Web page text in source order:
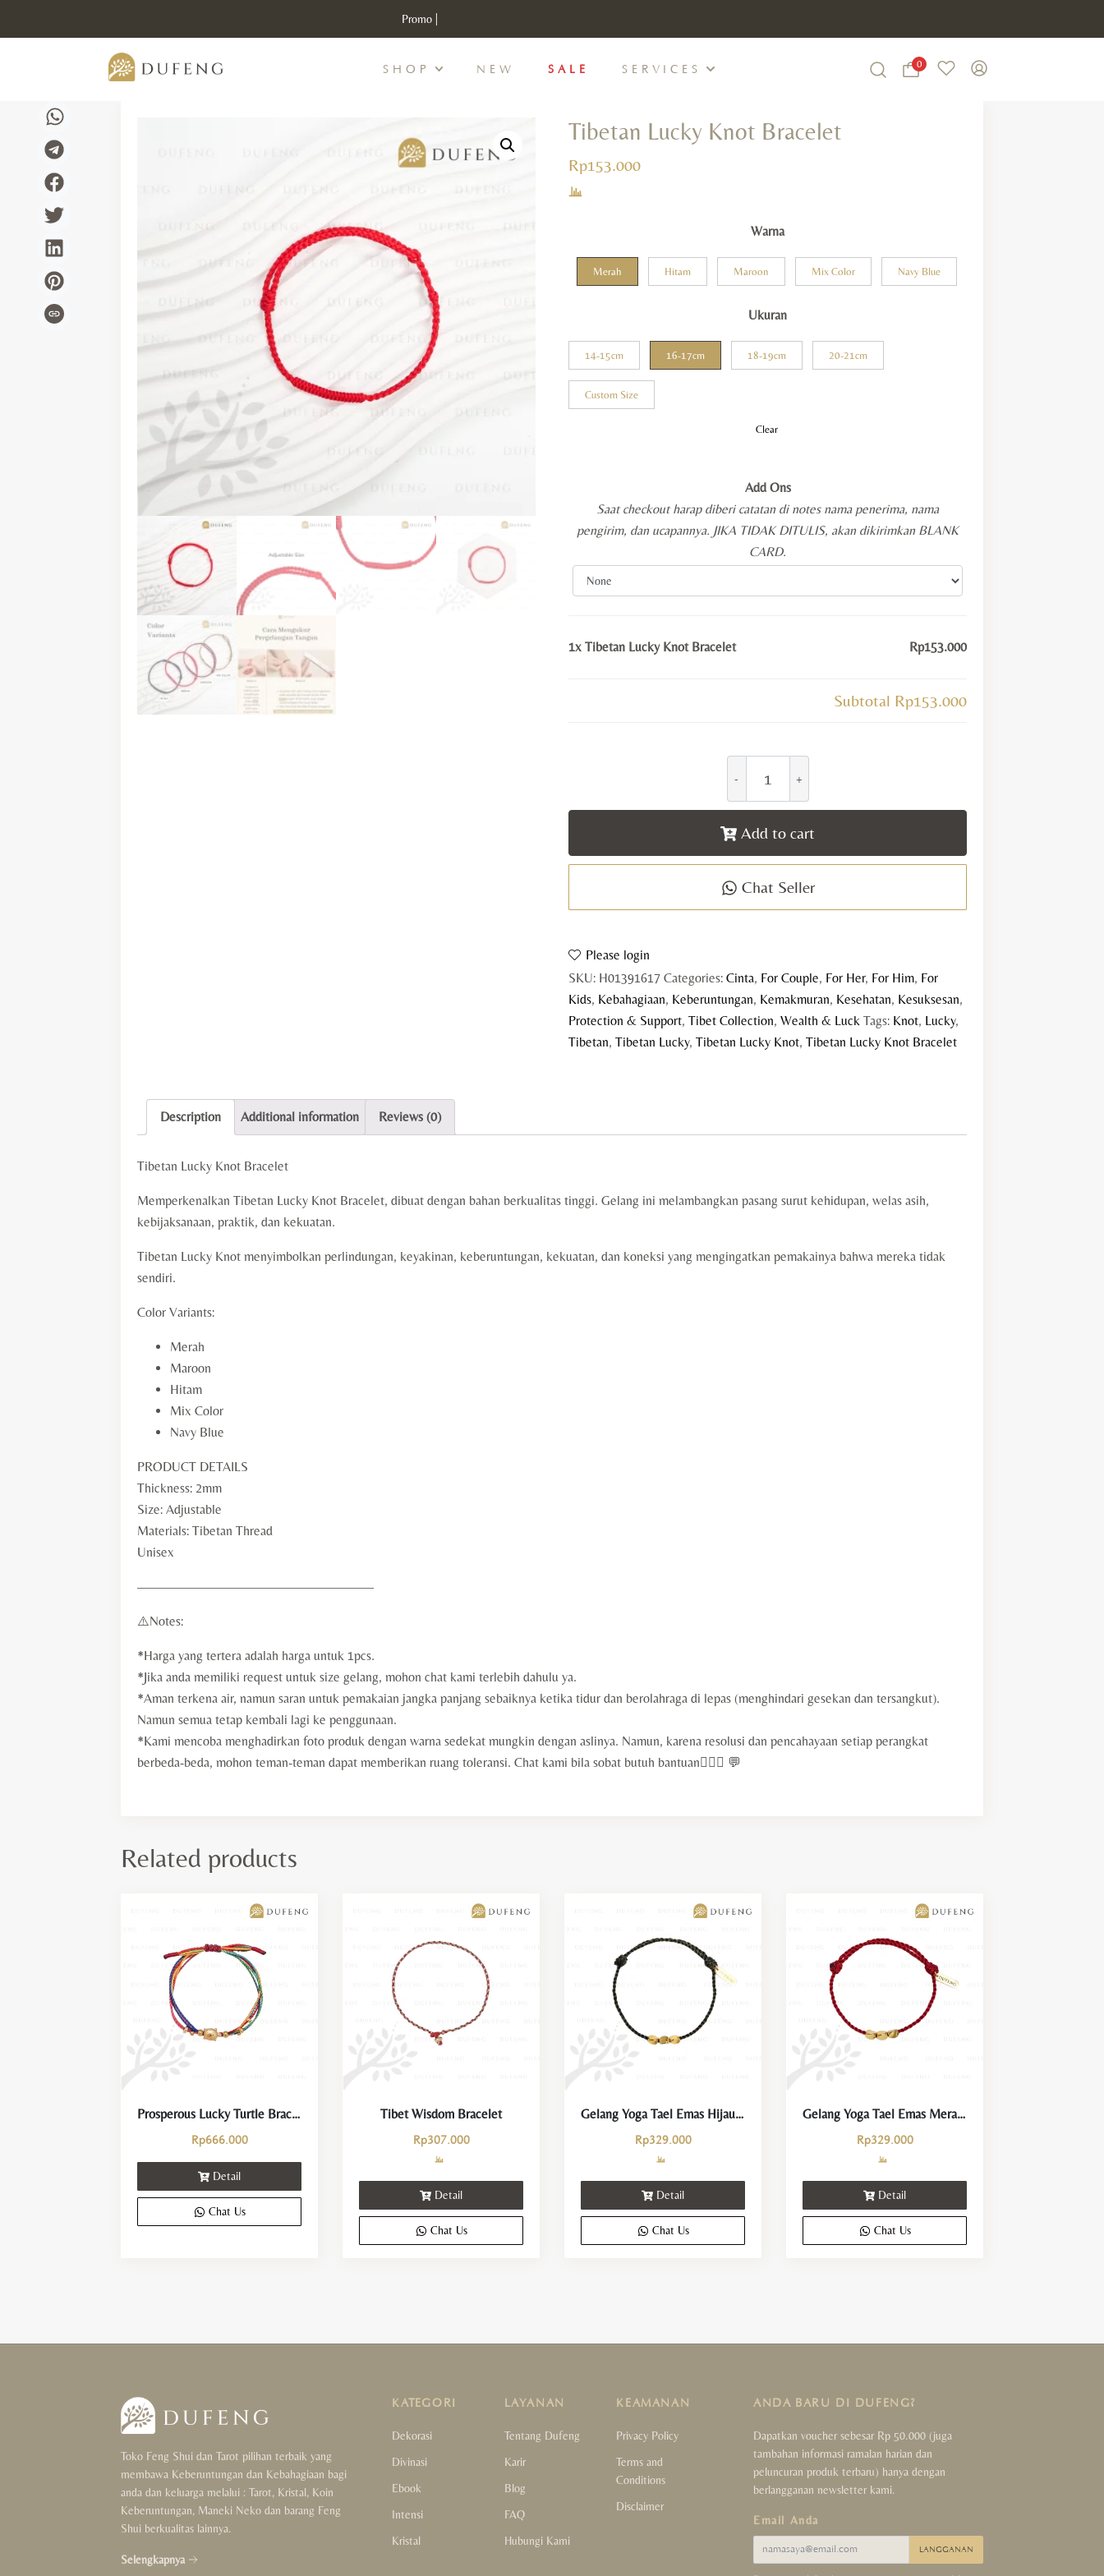
Promo |
SHOP NEW SALE SERVICES
Search
0
WishlistMy Account
Tibetan Lucky Knot Bracelet
Rp153.000
Warna
Merah Hitam Maroon Mix Color Navy Blue
Ukuran
14-15cm 16-17cm 18-19cm 20-21cm
Custom Size
Clear
Add Ons
Saat checkout harap diberi catatan di notes nama penerima, nama
pengirim, dan ucapannya. JIKA TIDAK DITULIS, akan dikirimkan BLANK
CARD.
1xTibetan Lucky Knot Bracelet Rp153.000
Subtotal Rp153.000
Knot
Bracelet
Add to cart
Chat Seller
Please login
SKU: H01391617 Categories:Cinta, For Couple, For Her, For Him, For
Kids, Kebahagiaan, Keberuntungan, Kemakmuran, Kesehatan, Kesuksesan,
Protection & Support,Tibet Collection,Wealth & Luck Tags: Knot, Lucky,
Tibetan,Tibetan Lucky,Tibetan Lucky Knot,Tibetan Lucky Knot Bracelet
Description Additional information Reviews (0)
Tibetan Lucky Knot Bracelet
Memperkenalkan Tibetan Lucky Knot Bracelet, dibuat dengan bahan berkualitas tinggi. Gelang ini melambangkan pasang surut kehidupan, welas asih,
kebijaksanaan, praktik, dan kekuatan.
Tibetan Lucky Knot menyimbolkan perlindungan, keyakinan, keberuntungan, kekuatan, dan koneksi yang mengingatkan pemakainya bahwa mereka tidak
sendiri.
Color Variants:
Merah
Maroon
Hitam
Mix Color
Navy Blue
PRODUCT DETAILS
Thickness: 2mm
Size: Adjustable
Materials: Tibetan Thread
Unisex
——————————————————
⚠️Notes:
*Harga yang tertera adalah harga untuk 1pcs.
*Jika anda memiliki request untuk size gelang, mohon chat kami terlebih dahulu ya.
*Aman terkena air, namun saran untuk pemakaian jangka panjang sebaiknya ketika tidur dan berolahraga di lepas (menghindari gesekan dan tersangkut).
Namun semua tetap kembali lagi ke penggunaan.
*Kami mencoba menghadirkan foto produk dengan warna sedekat mungkin dengan aslinya. Namun, karena resolusi dan pencahayaan setiap perangkat
berbeda-beda, mohon teman-teman dapat memberikan ruang toleransi. Chat kami bila sobat butuh bantuan🙇🏻‍♀️ 💬
Related products
Prosperous Lucky Turtle Bracelet
Rp666.000
Detail
Chat Us
Tibet Wisdom Bracelet
Rp307.000
Detail
Chat Us
Gelang Yoga Tael Emas Hijau Keberuntungan dan Kemakmuran
Rp329.000
Detail
Chat Us
Gelang Yoga Tael Emas Merah Keberuntungan dan Kemakmuran
Rp329.000
Detail
Chat Us
Toko Feng Shui dan Tarot pilihan terbaik yang
membawa Keberuntungan dan Kebahagiaan bagi
anda dan keluarga melalui : Tarot, Kristal, Koin
Keberuntungan, Maneki Neko dan barang Feng
Shui berkualitas lainnya.
Selengkapnya
KATEGORI
Dekorasi
Divinasi
Ebook
Intensi
Kristal
LAYANAN
Tentang Dufeng
Karir
Blog
FAQ
Hubungi Kami
KEAMANAN
Privacy Policy
Terms and
Conditions
Disclaimer
ANDA BARU DI DUFENG?
Dapatkan voucher sebesar Rp 50.000 (juga
tambahan informasi ramalan harian dan
peluncuran produk terbaru) hanya dengan
berlangganan newsletter kami.
Email Anda
LANGGANAN